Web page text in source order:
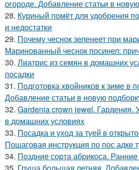
огороде. Добавление статьи в
28. Куриный помёт для удобрения
и недостатки
29. Почему чеснок зеленеет при
Маринованный чеснок посинел:
30. Лиатрис из семян в домашних
посадки
31. Подготовка хвойников к зиме в
Добавление статьи в новую
32. Gardenia crown jewel.
в домашних условиях
33. Посадка и уход за туей в
Пошаговая инструкция по пос адке
34. Поздние сорта абрикоса.